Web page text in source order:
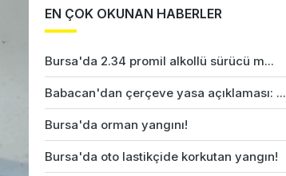
EN ÇOK OKUNAN HABERLER
Bursa'da 2.34 promil alkollü sürücü m...
Babacan'dan çerçeve yasa açıklaması: ...
Bursa'da orman yangını!
Bursa'da oto lastikçide korkutan yangın!